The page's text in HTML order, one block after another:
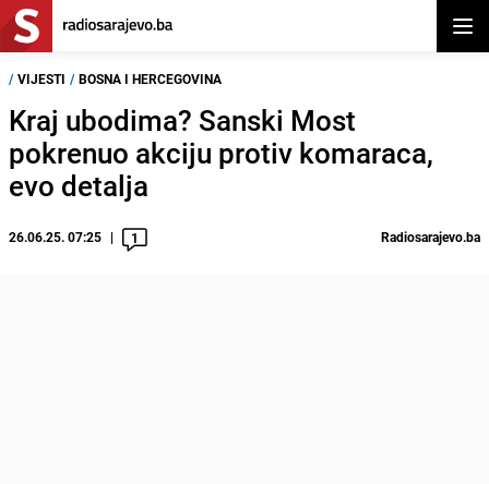
/ VIJESTI / BOSNA I HERCEGOVINA
Kraj ubodima? Sanski Most
pokrenuo akciju protiv komaraca,
evo detalja
26.06.25. 07:25 1 Radiosarajevo.ba